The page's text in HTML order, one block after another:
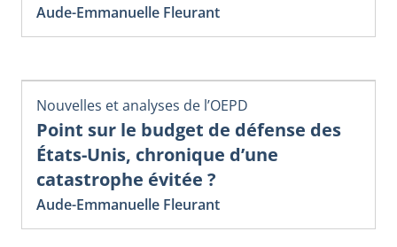
Aude-Emmanuelle Fleurant
Nouvelles et analyses de l’OEPD
Point sur le budget de défense des
États-Unis, chronique d’une
catastrophe évitée ?
Aude-Emmanuelle Fleurant